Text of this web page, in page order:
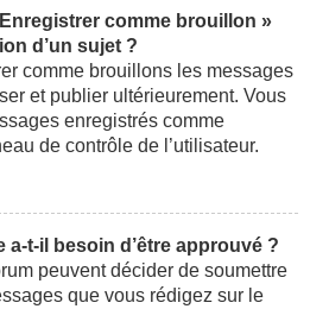
comme brouillon »
d’un sujet ?
comme brouillons les messages
et publier ultérieurement. Vous
enregistrés comme
de contrôle de l’utilisateur.
a-t-il besoin d’être approuvé ?
peuvent décider de soumettre
que vous rédigez sur le